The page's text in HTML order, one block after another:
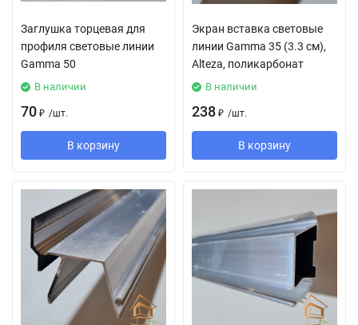
Заглушка торцевая для
профиля световые линии
Gamma 50
В наличии
70 ₽ /шт.
В корзину
Экран вставка световые
линии Gamma 35 (3.3 см),
Alteza, поликарбонат
В наличии
238 ₽ /шт.
В корзину